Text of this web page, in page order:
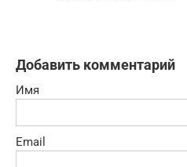
Добавить комментарий
Имя
Email